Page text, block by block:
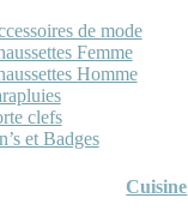
de mode
Femme
Homme
clefs
et Badges
Cuisine